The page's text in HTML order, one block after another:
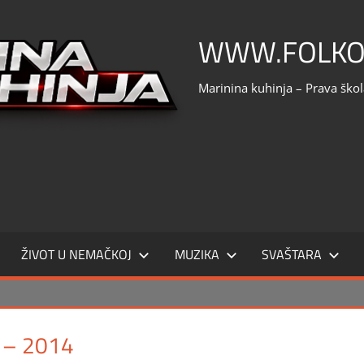
Marinina kuhinja – Prava
ŽIVOT U NEMAČKOJ MUZIKA SVAŠTARA
– 2014